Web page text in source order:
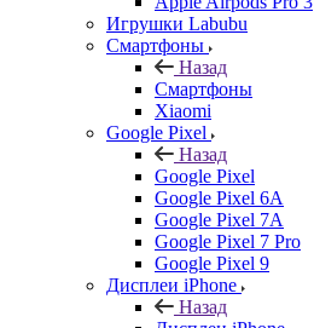
Игрушки Labubu
Смартфоны
Назад
Смартфоны
Xiaomi
Google Pixel
Назад
Google Pixel
Google Pixel 6A
Google Pixel 7А
Google Pixel 7 Pro
Google Pixel 9
Дисплеи iPhone
Назад